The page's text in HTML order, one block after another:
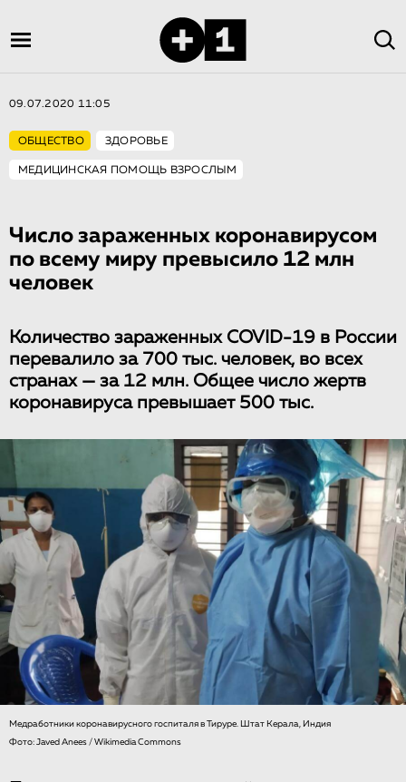
09.07.2020 11:05
ОБЩЕСТВО ЗДОРОВЬЕ
МЕДИЦИНСКАЯ ПОМОЩЬ ВЗРОСЛЫМ
Число зараженных коронавирусом
по всему миру превысило 12 млн
человек
Количество зараженных COVID-19 в России
перевалило за 700 тыс. человек, во всех
странах — за 12 млн. Общее число жертв
коронавируса превышает 500 тыс.
Медработники коронавирусного госпиталя в Тируре. Штат Керала, Индия
Фото: Javed Anees / Wikimedia Commons